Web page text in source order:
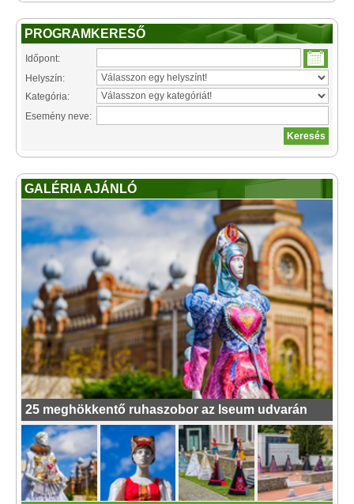
PROGRAMKERESŐ
Időpont:
Helyszín:
Kategória:
Esemény neve:
GALÉRIA AJÁNLÓ
25 meghökkentő ruhaszobor az Iseum udvarán